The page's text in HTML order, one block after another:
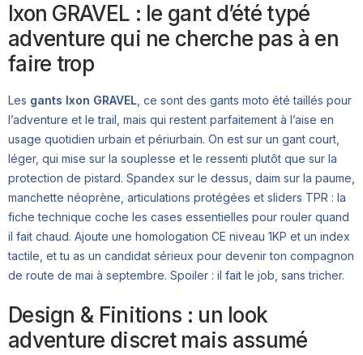
Ixon GRAVEL : le gant d’été typé
adventure qui ne cherche pas à en
faire trop
Les gants Ixon GRAVEL , ce sont des gants moto été taillés pour
l’adventure et le trail, mais qui restent parfaitement à l’aise en
usage quotidien urbain et périurbain. On est sur un gant court,
léger, qui mise sur la souplesse et le ressenti plutôt que sur la
protection de pistard. Spandex sur le dessus, daim sur la paume,
manchette néoprène, articulations protégées et sliders TPR : la
fiche technique coche les cases essentielles pour rouler quand
il fait chaud. Ajoute une homologation CE niveau 1KP et un index
tactile, et tu as un candidat sérieux pour devenir ton compagnon
de route de mai à septembre. Spoiler : il fait le job, sans tricher.
Design & Finitions : un look
adventure discret mais assumé